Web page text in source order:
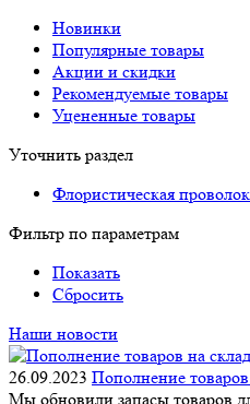
Новинки
Популярные товары
Акции и скидки
Рекомендуемые товары
Уцененные товары
Уточнить раздел
Флористическая
Фильтр по параметрам
Показать
Сбросить
Наши новости
26.09.2023 Пополнение
Мы обновили запасы товаров